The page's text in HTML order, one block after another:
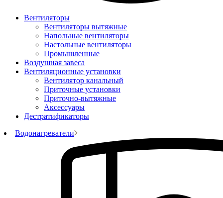
Вентиляторы
Вентиляторы вытяжные
Напольные вентиляторы
Настольные вентиляторы
Промышленные
Воздушная завеса
Вентиляционные установки
Вентилятор канальный
Приточные установки
Приточно-вытяжные
Аксессуары
Дестратификаторы
Водонагреватели